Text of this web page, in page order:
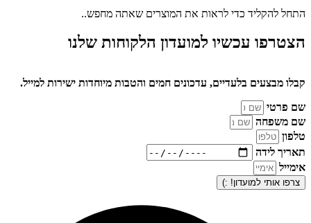
התחל להקליד כדי לראות את המוצרים שאתה מחפש..
הצטרפו עכשיו למועדון הלקוחות שלנו
קבלו מבצעים בלעדיים, עדכונים חמים והטבות מיוחדות ישירות למייל.
שם פרטי
שם משפחה
טלפון
תאריך לידה
אימייל
צרפו אותי למועדון! :)